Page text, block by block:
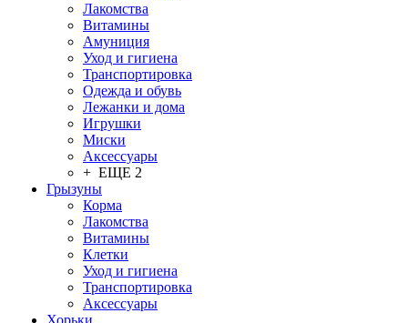
Лакомства
Витамины
Амуниция
Уход и гигиена
Транспортировка
Одежда и обувь
Лежанки и дома
Игрушки
Миски
Аксессуары
+ ЕЩЕ 2
Грызуны
Корма
Лакомства
Витамины
Клетки
Уход и гигиена
Транспортировка
Аксессуары
Хорьки